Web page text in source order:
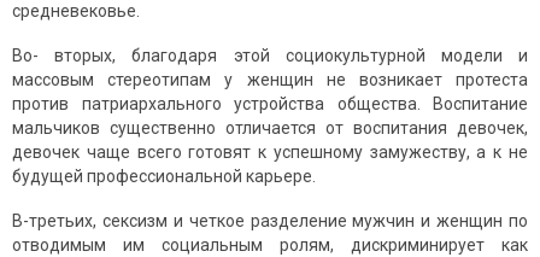
средневековье.
Во- вторых, благодаря этой социокультурной модели и
массовым стереотипам у женщин не возникает протеста
против патриархального устройства общества. Воспитание
мальчиков существенно отличается от воспитания девочек,
девочек чаще всего готовят к успешному замужеству, а к не
будущей профессиональной карьере.
В-третьих, сексизм и четкое разделение мужчин и женщин по
отводимым им социальным ролям, дискриминирует как